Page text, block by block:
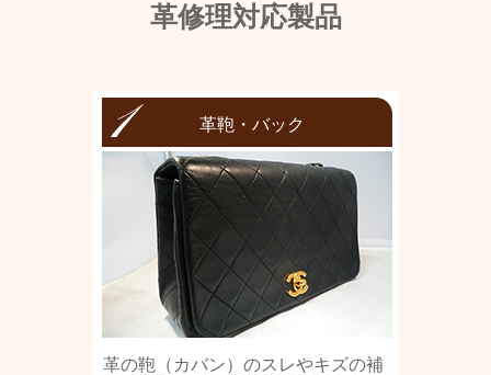
革修理対応製品
革鞄・バック
革の鞄（カバン）のスレやキズの補